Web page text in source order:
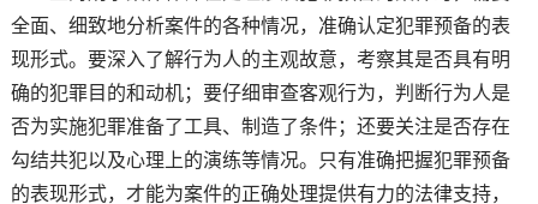
全面、细致地分析案件的各种情况，准确认定犯罪预备的表
现形式。要深入了解行为人的主观故意，考察其是否具有明
确的犯罪目的和动机；要仔细审查客观行为，判断行为人是
否为实施犯罪准备了工具、制造了条件；还要关注是否存在
勾结共犯以及心理上的演练等情况。只有准确把握犯罪预备
的表现形式，才能为案件的正确处理提供有力的法律支持，